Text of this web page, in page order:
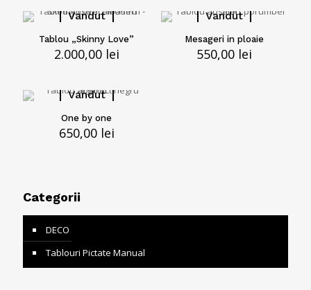
Vandut
Tablou „Skinny Love”
2.000,00 lei
Vandut
Mesageri in ploaie
550,00 lei
Vandut
One by one
650,00 lei
Categorii
DECO
Tablouri Pictate Manual